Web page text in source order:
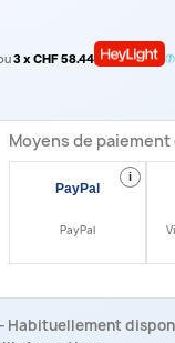
3 x CHF 58.44
Moyens de
i
PayPal
Habituellement